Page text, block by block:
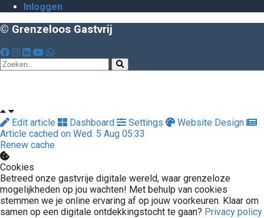
Inloggen
© Grenzeloos Gastvrij
Edit article Dashboard Settings
Website Design
Article cached on Wed. 5 Aug 05:33
Renew cache
Cookies
Betreed onze gastvrije digitale wereld, waar grenzeloze
mogelijkheden op jou wachten! Met behulp van cookies
stemmen we je online ervaring af op jouw voorkeuren. Klaar om
samen op een digitale ontdekkingstocht te gaan? Privacy policy